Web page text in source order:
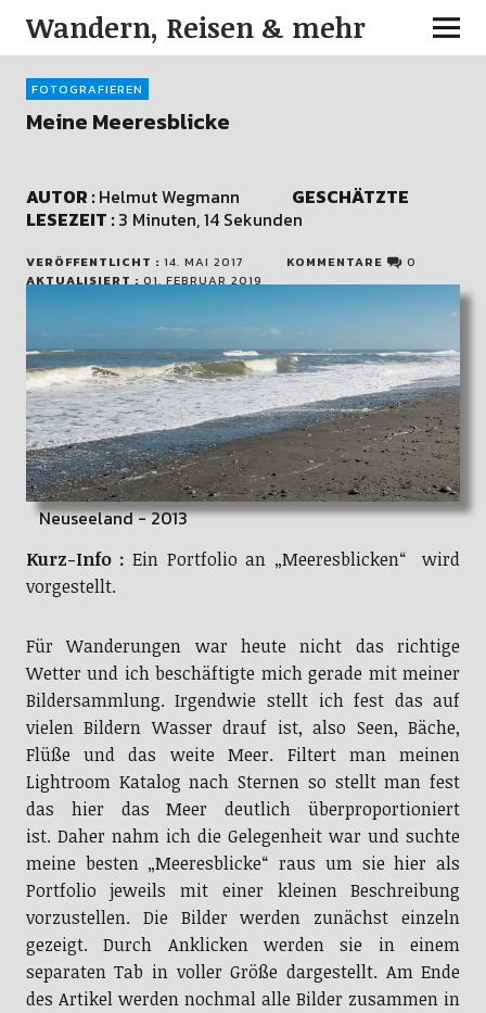
Wandern, Reisen & mehr
FOTOGRAFIEREN
Meine Meeresblicke
AUTOR :Helmut Wegmann GESCHÄTZTE
LESEZEIT :3 Minuten, 14 Sekunden
VERÖFFENTLICHT : 14. MAI 2017 KOMMENTARE
0
AKTUALISIERT : 01. FEBRUAR 2019
Neuseeland - 2013
Kurz-Info : Ein Portfolio an „Meeresblicken“ wird
vorgestellt.
Für Wanderungen war heute nicht das richtige
Wetter und ich beschäftigte mich gerade mit meiner
Bildersammlung. Irgendwie stellt ich fest das auf
vielen Bildern Wasser drauf ist, also Seen, Bäche,
Flüße und das weite Meer. Filtert man meinen
Lightroom Katalog nach Sternen so stellt man fest
das hier das Meer deutlich überproportioniert
ist. Daher nahm ich die Gelegenheit war und suchte
meine besten „Meeresblicke“ raus um sie hier als
Portfolio jeweils mit einer kleinen Beschreibung
vorzustellen. Die Bilder werden zunächst einzeln
gezeigt. Durch Anklicken werden sie in einem
separaten Tab in voller Größe dargestellt. Am Ende
des Artikel werden nochmal alle Bilder zusammen in